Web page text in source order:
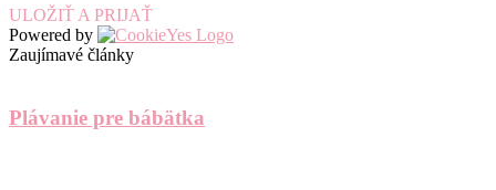
ULOŽIŤ A PRIJAŤ
Powered by
Zaujímavé články
Plávanie pre bábätka